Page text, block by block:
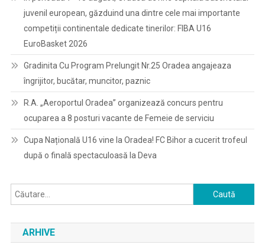
juvenil european, găzduind una dintre cele mai importante
competiții continentale dedicate tinerilor: FIBA U16
EuroBasket 2026
Gradinita Cu Program Prelungit Nr.25 Oradea angajeaza
îngrijitor, bucătar, muncitor, paznic
R.A. „Aeroportul Oradea” organizează concurs pentru
ocuparea a 8 posturi vacante de Femeie de serviciu
Cupa Națională U16 vine la Oradea! FC Bihor a cucerit trofeul
după o finală spectaculoasă la Deva
Caută
după:
ARHIVE